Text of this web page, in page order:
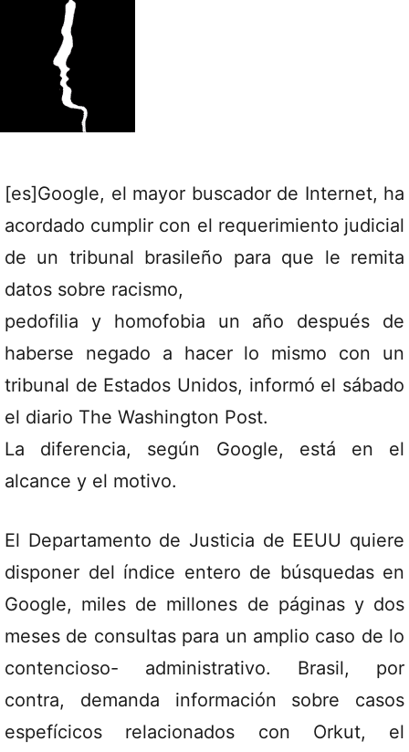
[es]Google, el mayor buscador de Internet, ha
acordado cumplir con el requerimiento judicial
de un tribunal brasileño para que le remita
datos sobre racismo,
pedofilia y homofobia un año después de
haberse negado a hacer lo mismo con un
tribunal de Estados Unidos, informó el sábado
el diario The Washington Post.
La diferencia, según Google, está en el
alcance y el motivo.
El Departamento de Justicia de EEUU quiere
disponer del índice entero de búsquedas en
Google, miles de millones de páginas y dos
meses de consultas para un amplio caso de lo
contencioso- administrativo. Brasil, por
contra, demanda información sobre casos
espefícicos relacionados con Orkut, el